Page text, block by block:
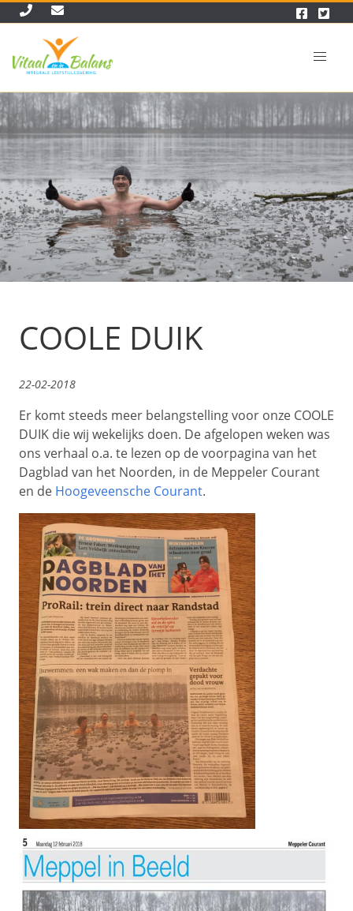
COOLE DUIK
22-02-2018
Er komt steeds meer belangstelling voor onze COOLE
DUIK die wij wekelijks doen. De afgelopen weken was
ons verhaal o.a. te lezen op de voorpagina van het
Dagblad van het Noorden, in de Meppeler Courant
en de Hoogeveensche Courant.